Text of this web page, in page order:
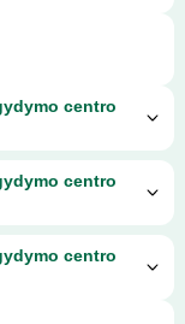
centro
centro
centro